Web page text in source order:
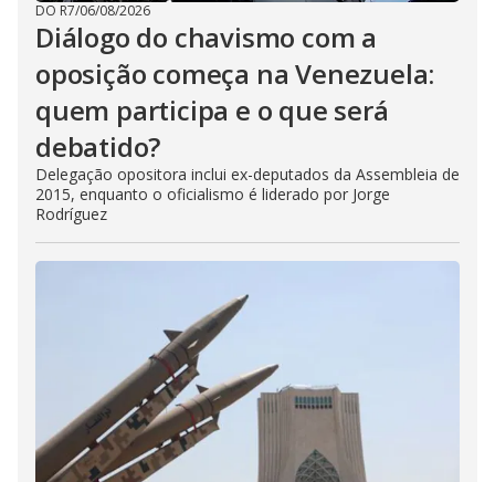
DO R7/06/08/2026
Diálogo do chavismo com a
oposição começa na Venezuela:
quem participa e o que será
debatido?
Delegação opositora inclui ex-deputados da Assembleia de
2015, enquanto o oficialismo é liderado por Jorge
Rodríguez